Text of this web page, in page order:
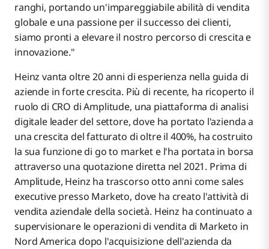
ranghi, portando un'impareggiabile abilità di vendita
globale e una passione per il successo dei clienti,
siamo pronti a elevare il nostro percorso di crescita e
innovazione."
Heinz vanta oltre 20 anni di esperienza nella guida di
aziende in forte crescita. Più di recente, ha ricoperto il
ruolo di CRO di Amplitude, una piattaforma di analisi
digitale leader del settore, dove ha portato l'azienda a
una crescita del fatturato di oltre il 400%, ha costruito
la sua funzione di go to market e l'ha portata in borsa
attraverso una quotazione diretta nel 2021. Prima di
Amplitude, Heinz ha trascorso otto anni come sales
executive presso Marketo, dove ha creato l'attività di
vendita aziendale della società. Heinz ha continuato a
supervisionare le operazioni di vendita di Marketo in
Nord America dopo l'acquisizione dell'azienda da